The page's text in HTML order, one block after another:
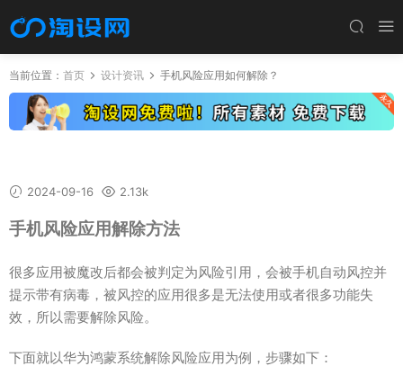
当前位置： 首页 设计资讯 手机风险应用如何解除？
2024-09-16 2.13k
手机风险应用解除方法
很多应用被魔改后都会被判定为风险引用，会被手机自动风控并
提示带有病毒，被风控的应用很多是无法使用或者很多功能失
效，所以需要解除风险。
下面就以华为鸿蒙系统解除风险应用为例，步骤如下：